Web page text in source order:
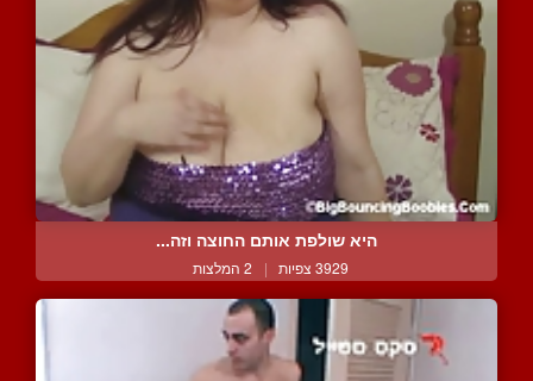
היא שולפת אותם החוצה וזה...
3929 צפיות | 2 המלצות